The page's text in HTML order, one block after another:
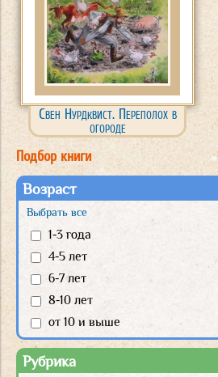
Подбор книги
Возраст
Выбрать все
1-3 года
4-5 лет
6-7 лет
8-10 лет
от 10 и выше
Рубрика
Свен Нурдквист. Переполох в
огороде